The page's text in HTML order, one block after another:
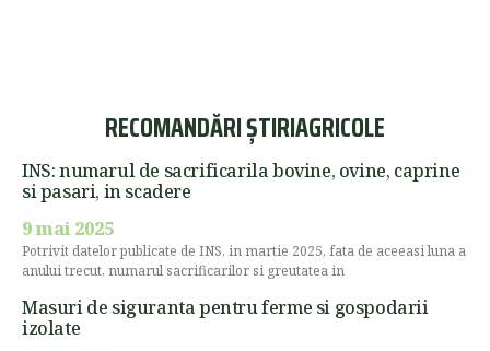
RECOMANDĂRI ȘTIRIAGRICOLE
INS: numarul de sacrificarila bovine, ovine, caprine
si pasari, in scadere
9 mai 2025
Potrivit datelor publicate de INS, in martie 2025, fata de aceeasi luna a
anului trecut, numarul sacrificarilor si greutatea in
Masuri de siguranta pentru ferme si gospodarii
izolate